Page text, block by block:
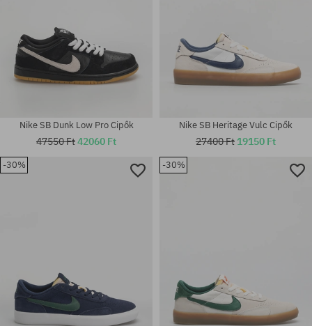
Elérhető méretek:
Nike SB Dunk Low Pro Cipők
47550 Ft42060 Ft
Nike SB Heritage Vulc Cipők
27400 Ft 19150 Ft
-30% -30%